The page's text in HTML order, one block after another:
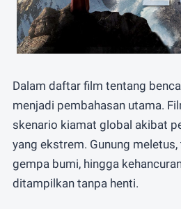
Dalam daftar film tentang
menjadi pembahasan utama.
skenario kiamat global akibat
yang ekstrem. Gunung
gempa bumi, hingga
ditampilkan tanpa henti.